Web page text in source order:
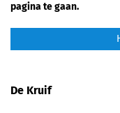
pagina te gaan.
De Kruif